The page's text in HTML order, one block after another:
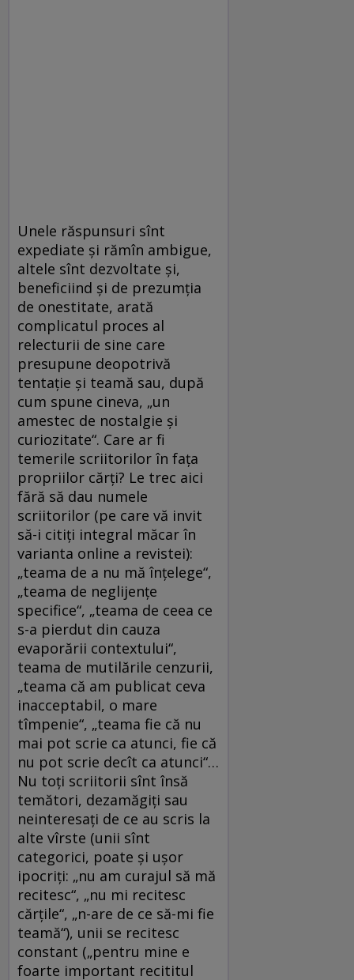
Unele răspunsuri sînt
expediate şi rămîn ambigue,
altele sînt dezvoltate şi,
beneficiind şi de prezumţia
de onestitate, arată
complicatul proces al
relecturii de sine care
presupune deopotrivă
tentaţie şi teamă sau, după
cum spune cineva, „un
amestec de nostalgie şi
curiozitate“. Care ar fi
temerile scriitorilor în faţa
propriilor cărţi? Le trec aici
fără să dau numele
scriitorilor (pe care vă invit
să-i citiţi integral măcar în
varianta online a revistei):
„teama de a nu mă înţelege“,
„teama de neglijenţe
specifice“, „teama de ceea ce
s-a pierdut din cauza
evaporării contextului“,
teama de mutilările cenzurii,
„teama că am publicat ceva
inacceptabil, o mare
tîmpenie“, „teama fie că nu
mai pot scrie ca atunci, fie că
nu pot scrie decît ca atunci“…
Nu toţi scriitorii sînt însă
temători, dezamăgiţi sau
neinteresaţi de ce au scris la
alte vîrste (unii sînt
categorici, poate şi uşor
ipocriţi: „nu am curajul să mă
recitesc“, „nu mi recitesc
cărţile“, „n-are de ce să-mi fie
teamă“), unii se recitesc
constant („pentru mine e
foarte important recititul